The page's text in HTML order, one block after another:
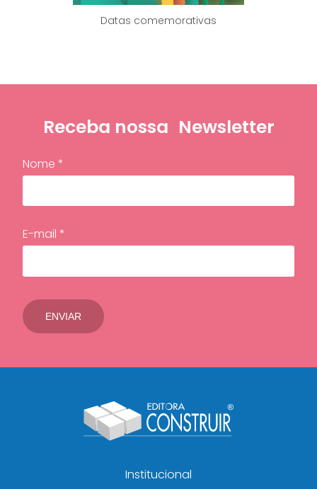
Datas comemorativas
Receba nossa Newsletter
Nome *
E-mail *
Institucional